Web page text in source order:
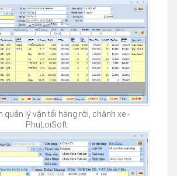
quản lý vận tải hàng rời, chành xe -
PhuLoiSoft